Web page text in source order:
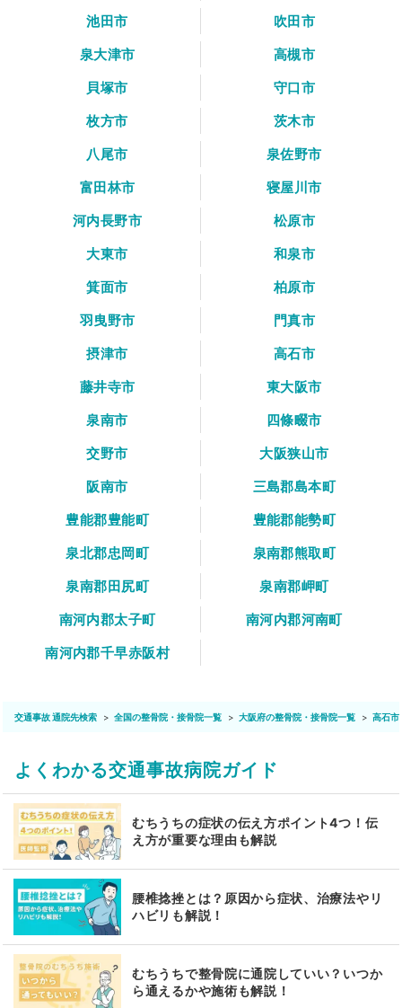
池田市
吹田市
泉大津市
高槻市
貝塚市
守口市
枚方市
茨木市
八尾市
泉佐野市
富田林市
寝屋川市
河内長野市
松原市
大東市
和泉市
箕面市
柏原市
羽曳野市
門真市
摂津市
高石市
藤井寺市
東大阪市
泉南市
四條畷市
交野市
大阪狭山市
阪南市
三島郡島本町
豊能郡豊能町
豊能郡能勢町
泉北郡忠岡町
泉南郡熊取町
泉南郡田尻町
泉南郡岬町
南河内郡太子町
南河内郡河南町
南河内郡千早赤阪村
交通事故 通院先検索 全国の整骨院・接骨院一覧 大阪府の整骨院・接骨院一覧 高石市
よくわかる交通事故病院ガイド
むちうちの症状の伝え方ポイント4つ！伝
え方が重要な理由も解説
腰椎捻挫とは？原因から症状、治療法やリ
ハビリも解説！
むちうちで整骨院に通院していい？いつか
ら通えるかや施術も解説！